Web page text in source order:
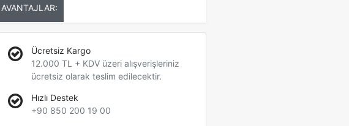
AVANTAJLAR:
Ücretsiz Kargo
12.000 TL + KDV üzeri alışverişleriniz
ücretsiz olarak teslim edilecektir.
Hızlı Destek
+90 850 200 19 00